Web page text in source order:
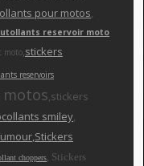
pour motos
reservoir moto
moto stickers
reservoirs
,stickers
smiley
,Stickers
choppers
Stickers